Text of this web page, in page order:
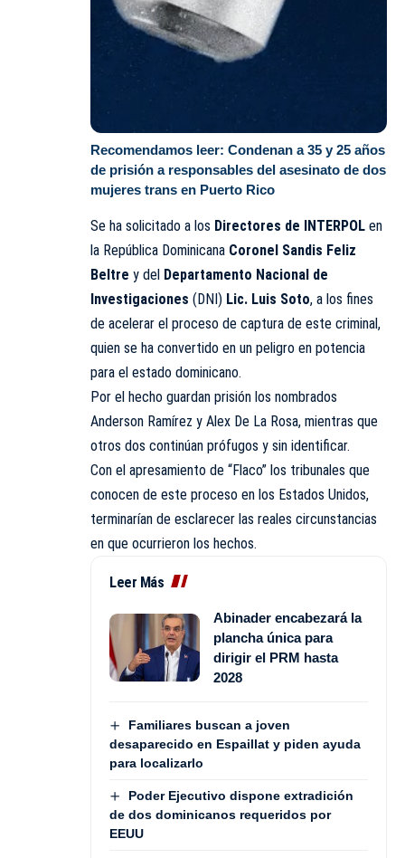
Recomendamos leer: Condenan a 35 y 25 años
de prisión a responsables del asesinato de dos
mujeres trans en Puerto Rico
Se ha solicitado a los Directores de INTERPOL en
la República Dominicana Coronel Sandis Feliz
Beltre y del Departamento Nacional de
Investigaciones (DNI) Lic. Luis Soto, a los fines
de acelerar el proceso de captura de este criminal,
quien se ha convertido en un peligro en potencia
para el estado dominicano.
Por el hecho guardan prisión los nombrados
Anderson Ramírez y Alex De La Rosa, mientras que
otros dos continúan prófugos y sin identificar.
Con el apresamiento de “Flaco” los tribunales que
conocen de este proceso en los Estados Unidos,
terminarían de esclarecer las reales circunstancias
en que ocurrieron los hechos.
Leer Más
Abinader encabezará la
plancha única para
dirigir el PRM hasta
2028
Familiares buscan a joven
desaparecido en Espaillat y piden ayuda
para localizarlo
Poder Ejecutivo dispone extradición
de dos dominicanos requeridos por
EEUU